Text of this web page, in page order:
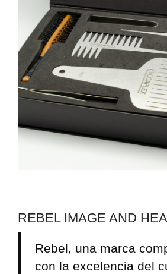
REBEL IMAGE AND
Rebel, una marca
con la excelencia del